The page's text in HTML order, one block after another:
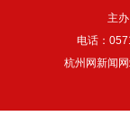
主
电话：
杭州网新闻